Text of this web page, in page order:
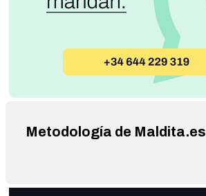
Metodología de Maldita.es